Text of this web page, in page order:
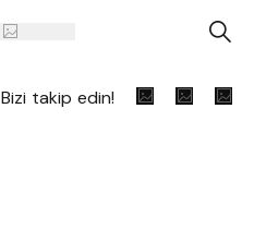
A
Bizi takip edin!